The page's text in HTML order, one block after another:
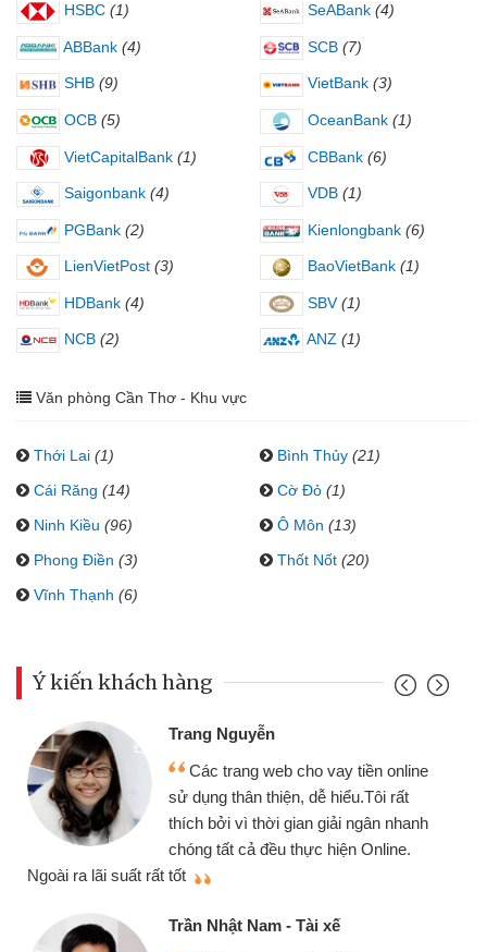
HSBC (1) SeABank (4)
ABBank (4) SCB (7)
SHB (9) VietBank (3)
OCB (5) OceanBank (1)
VietCapitalBank (1) CBBank (6)
Saigonbank (4) VDB (1)
PGBank (2) Kienlongbank (6)
LienVietPost (3) BaoVietBank (1)
HDBank (4) SBV (1)
NCB (2) ANZ (1)
Văn phòng Cần Thơ - Khu vực
Thới Lai (1) Bình Thủy (21)
Cái Răng (14) Cờ Đỏ (1)
Ninh Kiều (96) Ô Môn (13)
Phong Điền (3) Thốt Nốt (20)
Vĩnh Thạnh (6)
Ý kiến khách hàng
Trang Nguyễn
Các trang web cho vay tiền online
sử dụng thân thiện, dễ hiểu.Tôi rất
thích bởi vì thời gian giải ngân nhanh
chóng tất cả đều thực hiện Online.
Ngoài ra lãi suất rất tốt
Trần Nhật Nam - Tài xế